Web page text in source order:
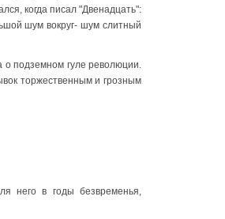
когда писал "Двенадцать":
шум вокруг- шум слитный
о подземном гуле революции.
торжественным и грозным
него в годы безвременья,